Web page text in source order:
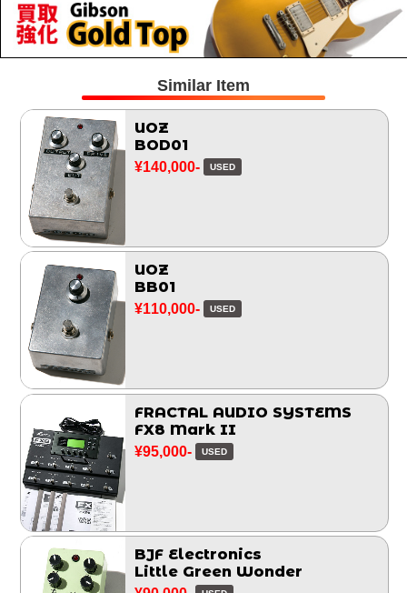
Similar Item
UOZ
BOD01
¥140,000- USED
UOZ
BB01
¥110,000- USED
FRACTAL AUDIO SYSTEMS
FX8 Mark II
¥95,000- USED
BJF Electronics
Little Green Wonder